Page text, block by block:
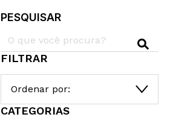
PESQUISAR
FILTRAR
Ordenar por:
CATEGORIAS